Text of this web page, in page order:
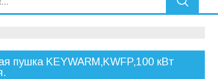
пушка KEYWARM,KWFP,100 кВт